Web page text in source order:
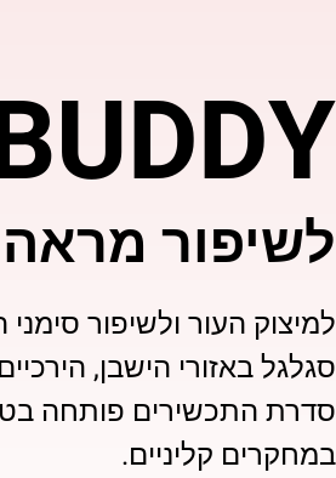
לשיפור
למיצוק ‬העור ‬ולשיפור
סגלגל ‬באזורי הישבן,
סדרת התכשירים פותחה
‬במחקרים ‬קליניים.